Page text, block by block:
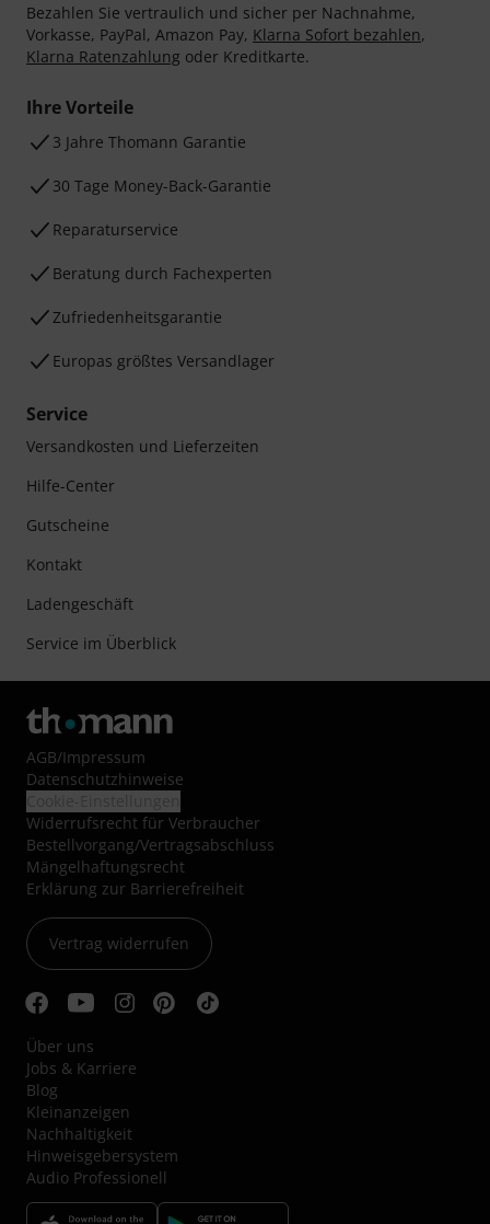
Bezahlen Sie vertraulich und sicher per Nachnahme,
Vorkasse, PayPal, Amazon Pay, Klarna Sofort bezahlen,
Klarna Ratenzahlung oder Kreditkarte.
Ihre Vorteile
3 Jahre Thomann Garantie
30 Tage Money-Back-Garantie
Reparaturservice
Beratung durch Fachexperten
Zufriedenheitsgarantie
Europas größtes Versandlager
Service
Versandkosten und Lieferzeiten
Hilfe-Center
Gutscheine
Kontakt
Ladengeschäft
Service im Überblick
AGB/Impressum
Datenschutzhinweise
Widerrufsrecht für Verbraucher
Bestellvorgang/Vertragsabschluss
Mängelhaftungsrecht
Erklärung zur Barrierefreiheit
Vertrag widerrufen
Über uns
Jobs & Karriere
Blog
Kleinanzeigen
Nachhaltigkeit
Hinweisgebersystem
Audio Professionell